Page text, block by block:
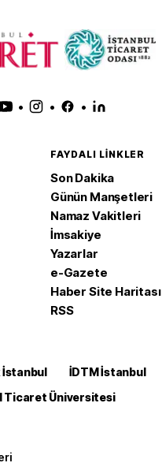
• • •
FAYDALI LINKLER
Son Dakika
Günün Manşetleri
Namaz Vakitleri
İmsakiye
Yazarlar
e-Gazete
Haber Site Haritası
RSS
İstanbul İDTM İstanbul
Ticaret Üniversitesi